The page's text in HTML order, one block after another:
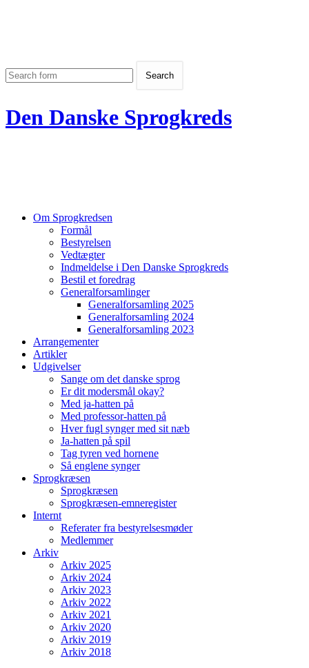
Den Danske Sprogkreds
Om Sprogkredsen
Formål
Bestyrelsen
Vedtægter
Indmeldelse i Den Danske Sprogkreds
Bestil et foredrag
Generalforsamlinger
Generalforsamling 2025
Generalforsamling 2024
Generalforsamling 2023
Arrangementer
Artikler
Udgivelser
Sange om det danske sprog
Er dit modersmål okay?
Med ja-hatten på
Med professor-hatten på
Hver fugl synger med sit næb
Ja-hatten på spil
Tag tyren ved hornene
Så englene synger
Sprogkræsen
Sprogkræsen
Sprogkræsen-emneregister
Internt
Referater fra bestyrelsesmøder
Medlemmer
Arkiv
Arkiv 2025
Arkiv 2024
Arkiv 2023
Arkiv 2022
Arkiv 2021
Arkiv 2020
Arkiv 2019
Arkiv 2018